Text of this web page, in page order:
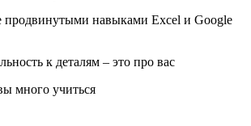
продвинутыми навыками Excel и Google
к деталям – это про вас
много учиться